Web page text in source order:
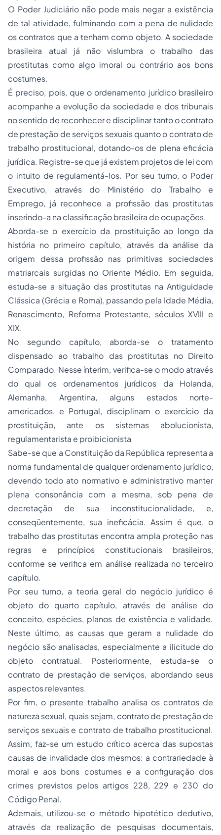
O Poder Judiciário não pode mais negar a existência
de tal atividade, fulminando com a pena de nulidade
os contratos que a tenham como objeto. A sociedade
brasileira atual já não vislumbra o trabalho das
prostitutas como algo imoral ou contrário aos bons
costumes.
É preciso, pois, que o ordenamento jurídico brasileiro
acompanhe a evolução da sociedade e dos tribunais
no sentido de reconhecer e disciplinar tanto o contrato
de prestação de serviços sexuais quanto o contrato de
trabalho prostitucional, dotando-os de plena eficácia
jurídica. Registre-se que já existem projetos de lei com
o intuito de regulamentá-los. Por seu turno, o Poder
Executivo, através do Ministério do Trabalho e
Emprego, já reconhece a profissão das prostitutas
inserindo-a na classificação brasileira de ocupações.
Aborda-se o exercício da prostituição ao longo da
história no primeiro capítulo, através da análise da
origem dessa profissão nas primitivas sociedades
matriarcais surgidas no Oriente Médio. Em seguida,
estuda-se a situação das prostitutas na Antiguidade
Clássica (Grécia e Roma), passando pela Idade Média,
Renascimento, Reforma Protestante, séculos XVIII e
XIX.
No segundo capítulo, aborda-se o tratamento
dispensado ao trabalho das prostitutas no Direito
Comparado. Nesse ínterim, verifica-se o modo através
do qual os ordenamentos jurídicos da Holanda,
Alemanha, Argentina, alguns estados norte-
americados, e Portugal, disciplinam o exercício da
prostituição, ante os sistemas abolucionista,
regulamentarista e proibicionista
Sabe-se que a Constituição da República representa a
norma fundamental de qualquer ordenamento jurídico,
devendo todo ato normativo e administrativo manter
plena consonância com a mesma, sob pena de
decretação de sua inconstitucionalidade, e,
conseqüentemente, sua ineficácia. Assim é que, o
trabalho das prostitutas encontra ampla proteção nas
regras e princípios constitucionais brasileiros,
conforme se verifica em análise realizada no terceiro
capítulo.
Por seu turno, a teoria geral do negócio jurídico é
objeto do quarto capítulo, através de análise do
conceito, espécies, planos de existência e validade.
Neste último, as causas que geram a nulidade do
negócio são analisadas, especialmente a ilicitude do
objeto contratual. Posteriormente, estuda-se o
contrato de prestação de serviços, abordando seus
aspectos relevantes.
Por fim, o presente trabalho analisa os contratos de
natureza sexual, quais sejam, contrato de prestação de
serviços sexuais e contrato de trabalho prostitucional.
Assim, faz-se um estudo crítico acerca das supostas
causas de invalidade dos mesmos: a contrariedade à
moral e aos bons costumes e a configuração dos
crimes previstos pelos artigos 228, 229 e 230 do
Código Penal.
Ademais, utilizou-se o método hipotético dedutivo,
através da realização de pesquisas documentais,